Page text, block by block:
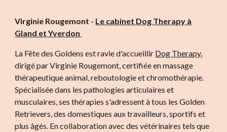
Virginie Rougemont - Le cabinet Dog Therapy à
Gland et Yverdon
La Fête des Goldens est ravie d'accueillir Dog Therapy,
dirigé par Virginie Rougemont, certifiée en massage
thérapeutique animal, reboutologie et chromothérapie.
Spécialisée dans les pathologies articulaires et
musculaires,sesthérapies s'adressentà tous les Golden
Retrievers, des domestiques aux travailleurs, sportifs et
plus âgés. En collaboration avec des vétérinaires tels que